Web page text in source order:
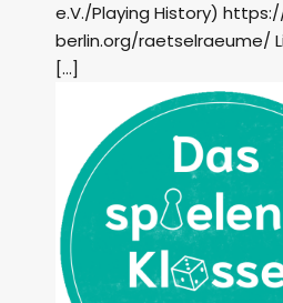
e.V./Playing History)
berlin.org/raetselraeume/
[…]